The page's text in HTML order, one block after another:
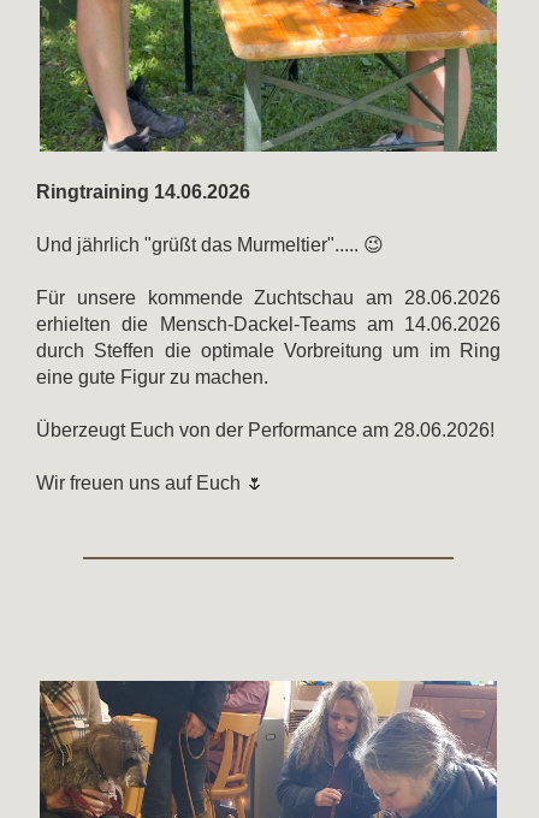
Ringtraining 14.06.2026
Und jährlich "grüßt das Murmeltier"..... 😉
Für unsere kommende Zuchtschau am 28.06.2026
erhielten die Mensch-Dackel-Teams am 14.06.2026
durch Steffen die optimale Vorbreitung um im Ring
eine gute Figur zu machen.
Überzeugt Euch von der Performance am 28.06.2026!
Wir freuen uns auf Euch 🌷